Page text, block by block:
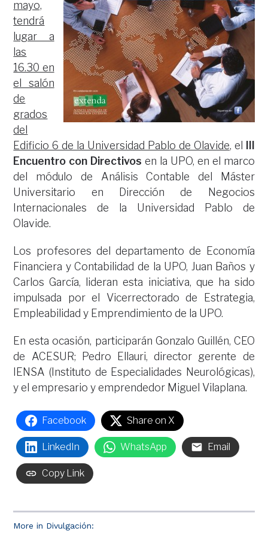
More in Divulgación:
mayo,
tendrá
lugar a
las
16.30 en
el salón
de
grados
del
Edificio 6 de la Universidad Pablo de Olavide, el
Encuentro con Directivos en la UPO, en el marco
del módulo de Análisis Contable del Máster
Universitario en Dirección de Negocios
Internacionales de la Universidad Pablo de
Olavide.
Los profesores del departamento de Economía
Financiera y Contabilidad de la UPO, Juan Baños y
Carlos García, lideran esta iniciativa, que ha sido
impulsada por el Vicerrectorado de Estrategia,
Empleabilidad y Emprendimiento de la UPO.
En esta ocasión, participarán Gonzalo Guillén, CEO
de ACESUR; Pedro Ellauri, director gerente de
IENSA (Instituto de Especialidades Neurológicas),
y el empresario y emprendedor Miguel Vilaplana.
Facebook Share on X
LinkedIn WhatsApp Email
Copy Link